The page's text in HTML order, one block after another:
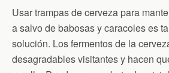
Usar trampas de cerveza para
a salvo de babosas y caracoles es
solución. Los fermentos de la
desagradables visitantes y hacen